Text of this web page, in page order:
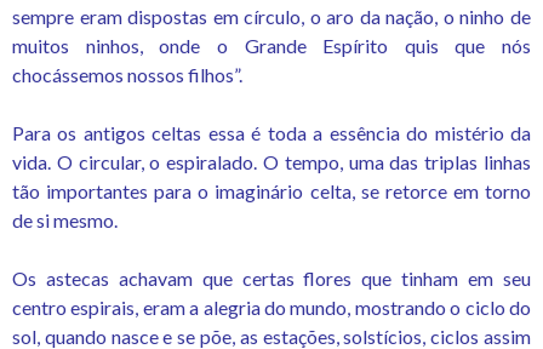
sempre eram dispostas em círculo, o aro da nação, o ninho de
muitos ninhos, onde o Grande Espírito quis que nós
chocássemos nossos filhos”.
Para os antigos celtas essa é toda a essência do mistério da
vida. O circular, o espiralado. O tempo, uma das triplas linhas
tão importantes para o imaginário celta, se retorce em torno
de si mesmo.
Os astecas achavam que certas flores que tinham em seu
centro espirais, eram a alegria do mundo, mostrando o ciclo do
sol, quando nasce e se põe, as estações, solstícios, ciclos assim